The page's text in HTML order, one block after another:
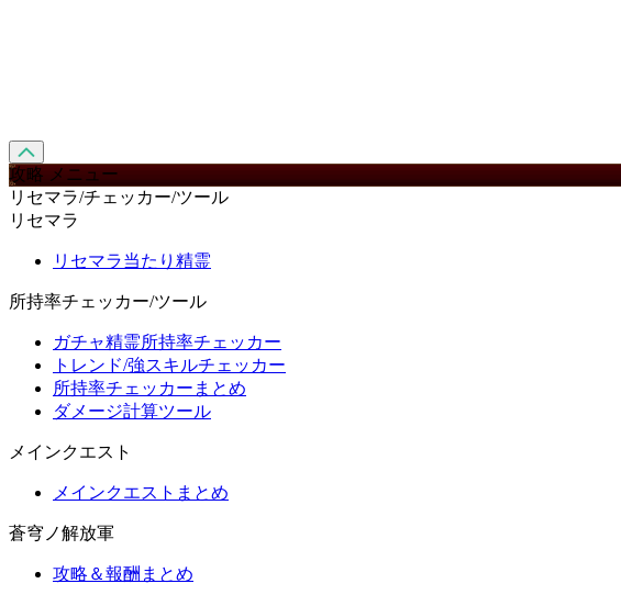
攻略 メニュー
リセマラ/チェッカー/ツール
リセマラ
リセマラ当たり精霊
所持率チェッカー/ツール
ガチャ精霊所持率チェッカー
トレンド/強スキルチェッカー
所持率チェッカーまとめ
ダメージ計算ツール
メインクエスト
メインクエストまとめ
蒼穹ノ解放軍
攻略＆報酬まとめ